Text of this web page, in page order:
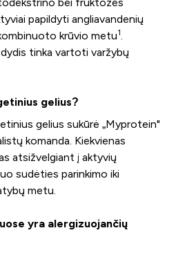
papildyti angliavandenių
krūvio metu1
tinka vartoti varžybų
gelius?
gelius sukūrė „Myprotein"
komanda. Kiekvienas
atsižvelgiant į aktyvių
sudėties parinkimo iki
metu.
yra alergizuojančių